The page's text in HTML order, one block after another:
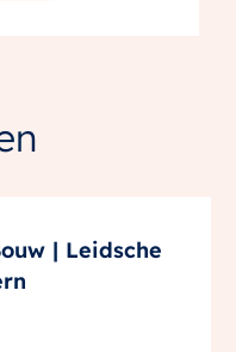
| Leidsche